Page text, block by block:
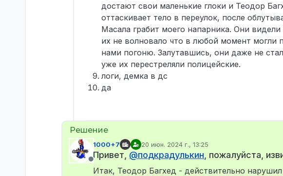
достают свои маленькие глоки и Теодор
оттаскивает тело в переулок, после
Масала грабит моего напарника. Они
их не волновало что в любой момент могли
нами погоню. Залутавшись, они даже не
уже их перестреляли полицейские.
логи, демка в дс
да
Не в сети
1000+7 20 июн. 2024 г., 13:25
отредактировано
Привет, @подкрадулькин, пожалуйста,
Итак, Теодор Багхед - действительно